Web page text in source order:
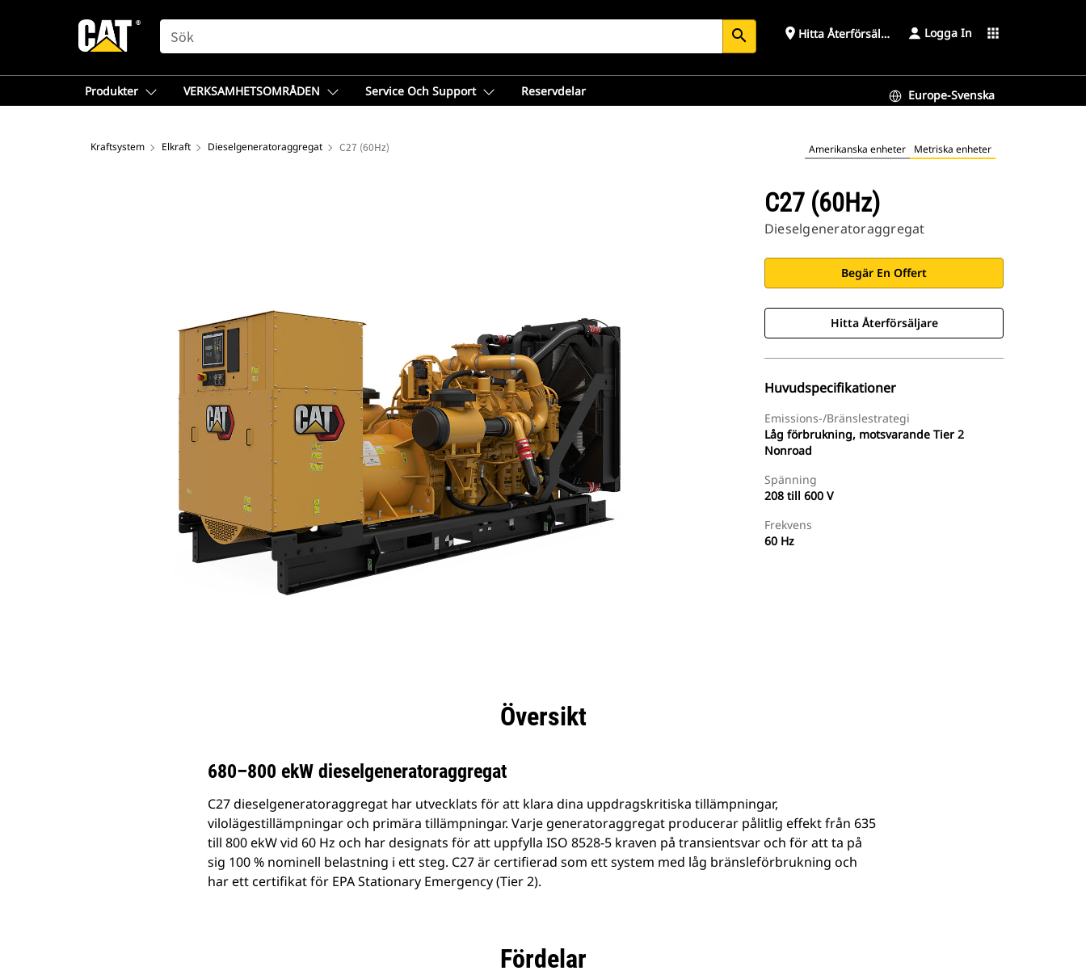
SEARCH search place Hitta Återförsäljare Logga In apps
Produkter VERKSAMHETSOMRÅDEN Service Och Support Reservdelar Europe-Svenska
Kraftsystem Elkraft Dieselgeneratoraggregat C27 (60Hz) Amerikanska enheter Metriska enheter
C27 (60Hz)
Dieselgeneratoraggregat
Begär En Offert
Hitta Återförsäljare
Huvudspecifikationer
Emissions-/bränslestrategi
Låg förbrukning, motsvarande Tier 2
Nonroad
Spänning
208 till 600 V
Frekvens
60 Hz
SpecifikationerÖversikt
680–800 ekW dieselgeneratoraggregat
C27 dieselgeneratoraggregat har utvecklats för att klara dina uppdragskritiska tillämpningar,
vilolägestillämpningar och primära tillämpningar. Varje generatoraggregat producerar pålitlig effekt från 635
till 800 ekW vid 60 Hz och har designats för att uppfylla ISO 8528-5 kraven på transientsvar och för att ta på
sig 100 % nominell belastning i ett steg. C27 är certifierad som ett system med låg bränsleförbrukning och
har ett certifikat för EPA Stationary Emergency (Tier 2).
Fördelar